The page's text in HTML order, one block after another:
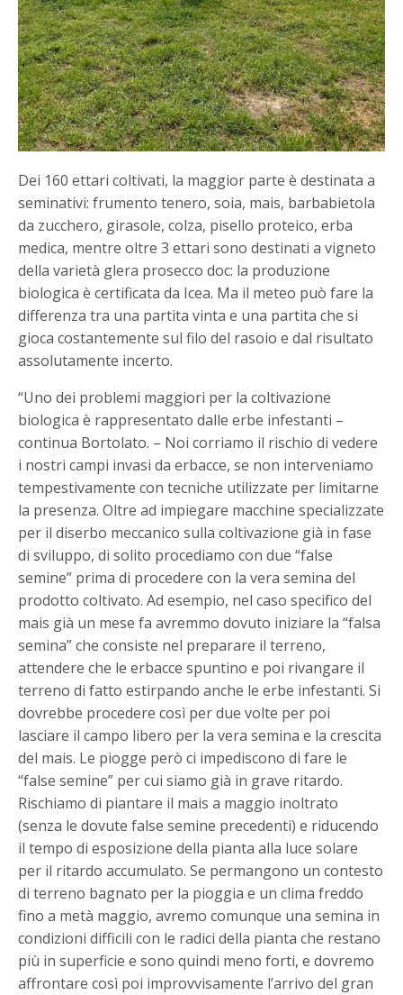
Dei 160 ettari coltivati, la maggior parte è destinata a
seminativi: frumento tenero, soia, mais, barbabietola
da zucchero, girasole, colza, pisello proteico, erba
medica, mentre oltre 3 ettari sono destinati a vigneto
della varietà glera prosecco doc: la produzione
biologica è certificata da Icea. Ma il meteo può fare la
differenza tra una partita vinta e una partita che si
gioca costantemente sul filo del rasoio e dal risultato
assolutamente incerto.
“Uno dei problemi maggiori per la coltivazione
biologica è rappresentato dalle erbe infestanti –
continua Bortolato. – Noi corriamo il rischio di vedere
i nostri campi invasi da erbacce, se non interveniamo
tempestivamente con tecniche utilizzate per limitarne
la presenza. Oltre ad impiegare macchine specializzate
per il diserbo meccanico sulla coltivazione già in fase
di sviluppo, di solito procediamo con due “false
semine” prima di procedere con la vera semina del
prodotto coltivato. Ad esempio, nel caso specifico del
mais già un mese fa avremmo dovuto iniziare la “falsa
semina” che consiste nel preparare il terreno,
attendere che le erbacce spuntino e poi rivangare il
terreno di fatto estirpando anche le erbe infestanti. Si
dovrebbe procedere così per due volte per poi
lasciare il campo libero per la vera semina e la crescita
del mais. Le piogge però ci impediscono di fare le
“false semine” per cui siamo già in grave ritardo.
Rischiamo di piantare il mais a maggio inoltrato
(senza le dovute false semine precedenti) e riducendo
il tempo di esposizione della pianta alla luce solare
per il ritardo accumulato. Se permangono un contesto
di terreno bagnato per la pioggia e un clima freddo
fino a metà maggio, avremo comunque una semina in
condizioni difficili con le radici della pianta che restano
più in superficie e sono quindi meno forti, e dovremo
affrontare così poi improvvisamente l’arrivo del gran